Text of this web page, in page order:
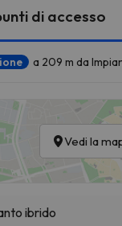
di accesso
a 209 m da
Vedi la
ibrido